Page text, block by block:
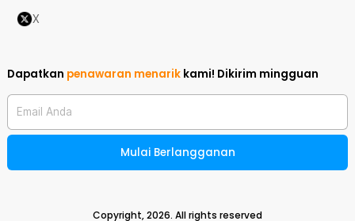
X
Dapatkan penawaran menarik kami! Dikirim mingguan
Email Anda
Mulai Berlangganan
Copyright,2026. All rights reserved